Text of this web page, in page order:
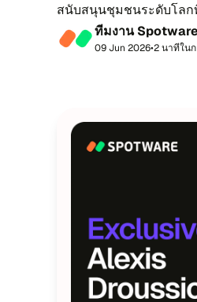
ส​นับ​สนุน​ชุม​ชนระ​ดับ​โลก​
cTrader ให้​นัก​...
ที​ม​งาน Spotware
09 Jun 2026•2 นา​ที​ใน​